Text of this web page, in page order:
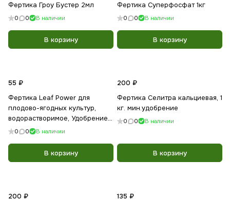
Фертика Гроу Бустер 2мл
0 0 В наличии
В корзину
Фертика Суперфосфат 1кг
0 0 В наличии
В корзину
55 ₽
Фертика Leaf Power для
плодово-ягодных культур,
водорастворимое, Удобрение,
50г
0 0 В наличии
В корзину
200 ₽
Фертика Селитра кальциевая, 1
кг. мин.удобрение
0 0 В наличии
В корзину
200 ₽
135 ₽